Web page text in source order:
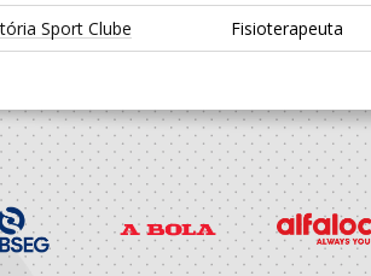
Sport Clube Fisioterapeuta